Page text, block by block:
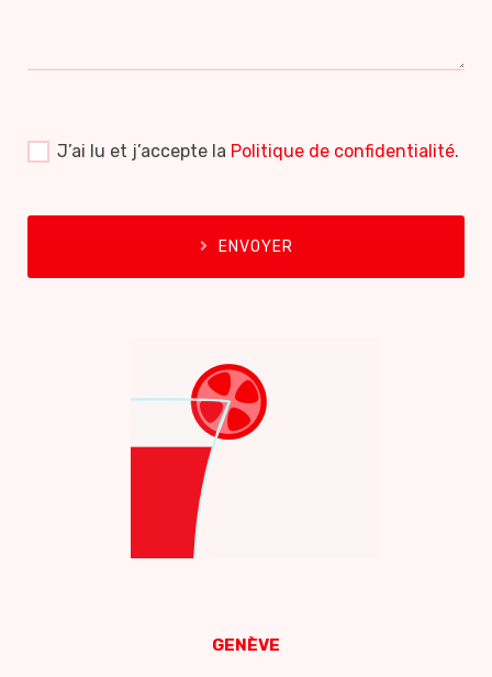
J’ai lu et j’accepte la Politique de confidentialité.
ENVOYER
GENÈVE